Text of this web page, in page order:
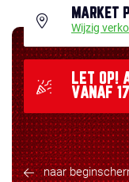
MARKET
Wijzig
LET OP!
VANAF
naar